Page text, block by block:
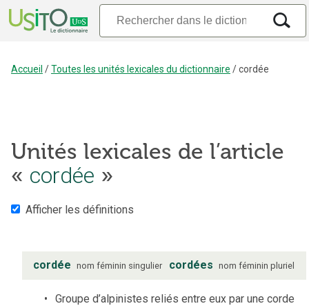
Accueil /Toutes les unités lexicales du dictionnaire /cordée
Unités lexicales de l’article
« cordée »
Afficher les définitions
cordée nom féminin singulier cordées nom féminin pluriel
Groupe d’alpinistes reliés entre eux par une corde